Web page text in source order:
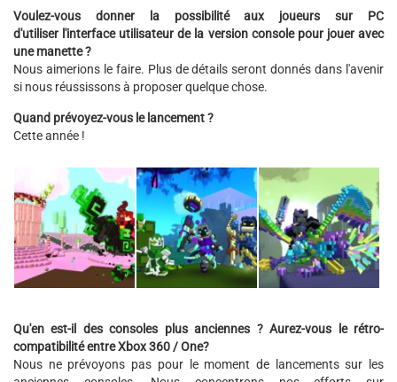
Voulez-vous donner la possibilité aux joueurs sur PC
d'utiliser l'interface utilisateur de la version console pour jouer avec
une manette ?
Nous aimerions le faire. Plus de détails seront donnés dans l'avenir
si nous réussissons à proposer quelque chose.
Quand prévoyez-vous le lancement ?
Cette année !
Qu'en est-il des consoles plus anciennes ? Aurez-vous le rétro-
compatibilité entre Xbox 360 / One?
Nous ne prévoyons pas pour le moment de lancements sur les